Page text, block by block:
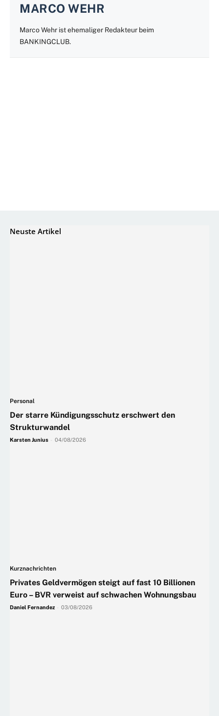
MARCO WEHR
Marco Wehr ist ehemaliger Redakteur beim
BANKINGCLUB.
Neuste Artikel
Personal
Der starre Kündigungsschutz erschwert den
Strukturwandel
Karsten Junius 04/08/2026
Kurznachrichten
Privates Geldvermögen steigt auf fast 10 Billionen
Euro – BVR verweist auf schwachen Wohnungsbau
Daniel Fernandez 03/08/2026